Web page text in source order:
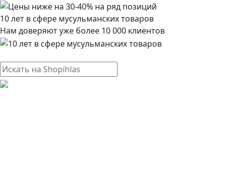
10 лет в сфере мусульманских товаров
Нам доверяют уже более 10 000 клиентов